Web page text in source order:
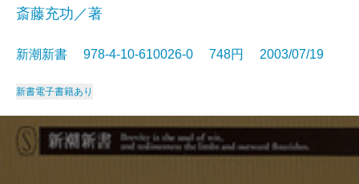
斎藤充功／著
新潮新書 978-4-10-610026-0 748円 2003/07/19
新書電子書籍あり